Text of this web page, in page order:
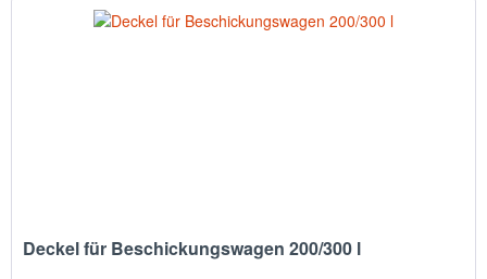
Deckel für Beschickungswagen 200/300 l